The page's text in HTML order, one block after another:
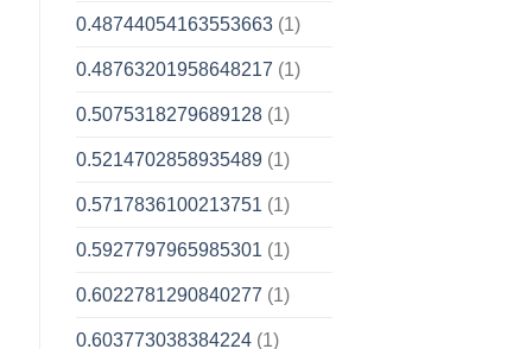
0.48744054163553663(1)
0.48763201958648217 (1)
0.5075318279689128(1)
0.5214702858935489(1)
0.5717836100213751 (1)
0.5927797965985301 (1)
0.6022781290840277 (1)
0.603773038384224(1)